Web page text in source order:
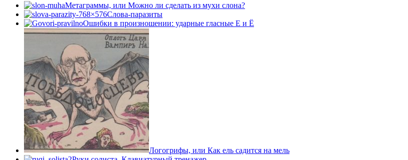
Метаграммы, или Можно ли сделать из мухи слона?
Слова-паразиты
Ошибки в произношении: ударные гласные Е и Ё
Логогрифы, или Как ель садится на мель